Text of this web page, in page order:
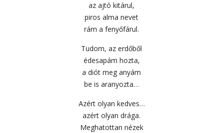
az ajtó kitárul,
piros alma nevet
rám a fenyőfárul.
Tudom, az erdőből
édesapám hozta,
a diót meg anyám
be is aranyozta…
Azért olyan kedves…
azért olyan drága.
Meghatottan nézek